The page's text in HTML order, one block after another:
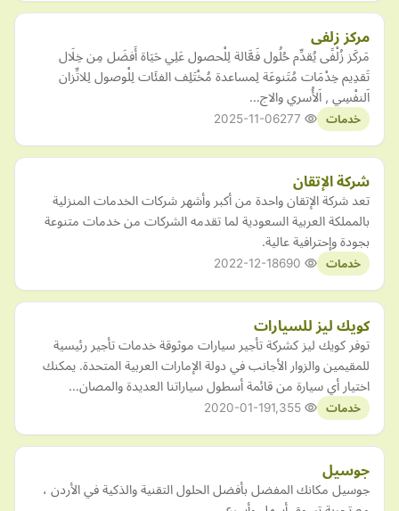
مركز زلفى
مَركَز زُلْفًى يُقدِّم حُلُول فَعَّالة لِلْحصول عَلِي حَيَاة أَفضَل مِن خِلَال
تَقدِيم خِدْمَات مُتَنوعَة لِمساعدة مُخْتَلِف الفئَات لِلْوصول لِلاتِّزان
اَلنفْسِي , اَلأُسري والاج…
خدمات 2025-11-06
شركة الإتقان
تعد شركة الإتقان واحدة من أكبر وأشهر شركات الخدمات المنزلية
بالمملكة العربية السعودية لما تقدمه الشركات من خدمات متنوعة
بجودة وإحترافية عالية.
خدمات 2022-12-18
كويك ليز للسيارات
توفر كويك ليز كشركة تأجير سيارات موثوقة خدمات تأجير رئيسية
للمقيمين والزوار الأجانب في دولة الإمارات العربية المتحدة. يمكنك
اختيار أي سيارة من قائمة أسطول سياراتنا العديدة والمصان…
خدمات 2020-01-19
جوسيل
جوسيل مكانك المفضل بأفضل الحلول التقنية والذكية في الأردن ،